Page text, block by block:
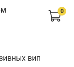
0
вип